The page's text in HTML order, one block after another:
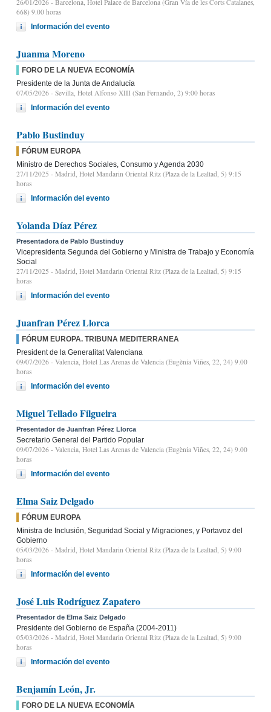
26/01/2026 - Barcelona, Hotel Palace de Barcelona (Gran Vía de les Corts Catalanes,
668) 9.00 horas
Información del evento
Juanma Moreno
FORO DE LA NUEVA ECONOMÍA
Presidente de la Junta de Andalucía
07/05/2026 - Sevilla, Hotel Alfonso XIII (San Fernando, 2) 9:00 horas
Información del evento
Pablo Bustinduy
FÓRUM EUROPA
Ministro de Derechos Sociales, Consumo y Agenda 2030
27/11/2025 - Madrid, Hotel Mandarin Oriental Ritz (Plaza de la Lealtad, 5) 9:15
horas
Información del evento
Yolanda Díaz Pérez
Presentadora de Pablo Bustinduy
Vicepresidenta Segunda del Gobierno y Ministra de Trabajo y Economía
Social
27/11/2025 - Madrid, Hotel Mandarin Oriental Ritz (Plaza de la Lealtad, 5) 9:15
horas
Información del evento
Juanfran Pérez Llorca
FÓRUM EUROPA. TRIBUNA MEDITERRANEA
President de la Generalitat Valenciana
09/07/2026 - Valencia, Hotel Las Arenas de Valencia (Eugènia Viñes, 22, 24) 9.00
horas
Información del evento
Miguel Tellado Filgueira
Presentador de Juanfran Pérez Llorca
Secretario General del Partido Popular
09/07/2026 - Valencia, Hotel Las Arenas de Valencia (Eugènia Viñes, 22, 24) 9.00
horas
Información del evento
Elma Saiz Delgado
FÓRUM EUROPA
Ministra de Inclusión, Seguridad Social y Migraciones, y Portavoz del
Gobierno
05/03/2026 - Madrid, Hotel Mandarin Oriental Ritz (Plaza de la Lealtad, 5) 9:00
horas
Información del evento
José Luis Rodríguez Zapatero
Presentador de Elma Saiz Delgado
Presidente del Gobierno de España (2004-2011)
05/03/2026 - Madrid, Hotel Mandarin Oriental Ritz (Plaza de la Lealtad, 5) 9:00
horas
Información del evento
Benjamín León, Jr.
FORO DE LA NUEVA ECONOMÍA